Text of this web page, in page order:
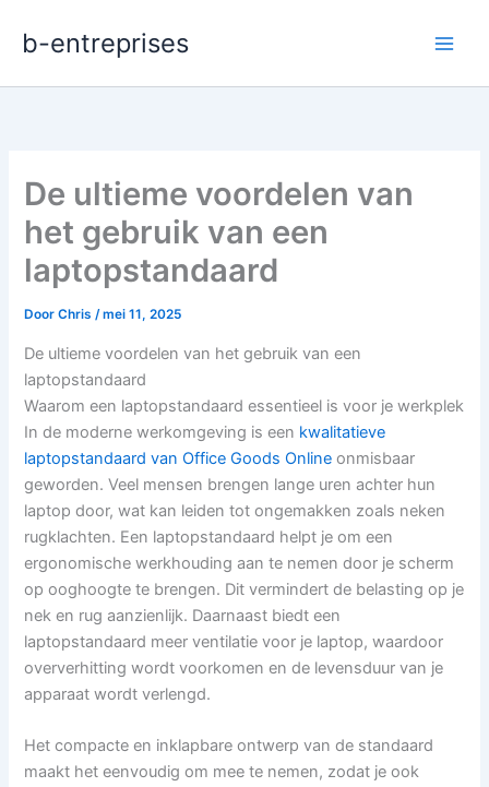
naar
inhoud
b-entreprises
De ultieme voordelen van
het gebruik van een
laptopstandaard
DoorChris/mei 11, 2025
De ultieme voordelen van het gebruik van een
laptopstandaard
Waarom een laptopstandaard essentieel is voor je werkplek
In de moderne werkomgeving is een kwalitatieve
laptopstandaard van Office Goods Online onmisbaar
geworden. Veel mensen brengen lange uren achter hun
laptop door, wat kan leiden tot ongemakken zoals neken
rugklachten. Een laptopstandaard helpt je om een
ergonomische werkhouding aan te nemen door je scherm
op ooghoogte te brengen. Dit vermindert de belasting op je
nek en rug aanzienlijk. Daarnaast biedt een
laptopstandaard meer ventilatie voor je laptop, waardoor
oververhitting wordt voorkomen en de levensduur van je
apparaat wordt verlengd.
Het compacte en inklapbare ontwerp van de standaard
maakt het eenvoudig om mee te nemen, zodat je ook